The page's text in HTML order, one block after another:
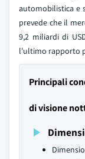
automobilistica e
prevede che il
9,2 miliardi di
l'ultimo rapporto
Principali
di visione